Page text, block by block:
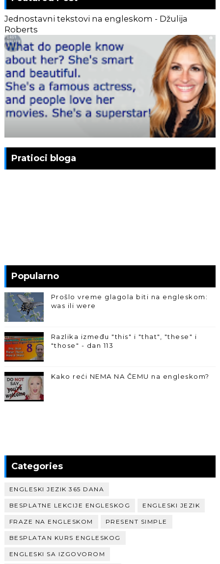
Jednostavni tekstovi na engleskom - Džulija
Roberts
Pratioci bloga
Popularno
Prošlo vreme glagola biti na engleskom:
was ili were
Razlika između "this" i "that", "these" i
"those" - dan 113
Kako reći NEMA NA ČEMU na engleskom?
Categories
ENGLESKI JEZIK 365 DANA
BESPLATNE LEKCIJE ENGLESKOG ENGLESKI JEZIK
FRAZE NA ENGLESKOM PRESENT SIMPLE
BESPLATAN KURS ENGLESKOG
ENGLESKI SA IZGOVOROM